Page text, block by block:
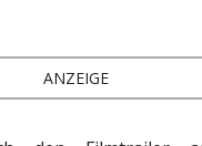
ANZEIGE